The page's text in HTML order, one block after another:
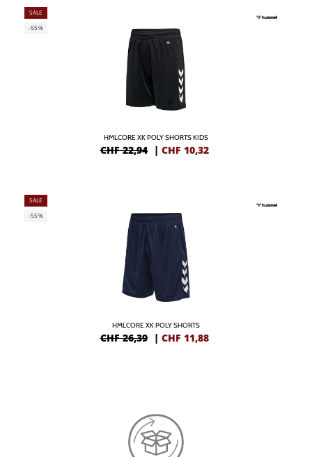
SALE
-55%
HMLCORE XK POLY SHORTS KIDS
CHF 22,94 | CHF 10,32
SALE
-55%
HMLCORE XK POLY SHORTS
CHF 26,39 | CHF 11,88